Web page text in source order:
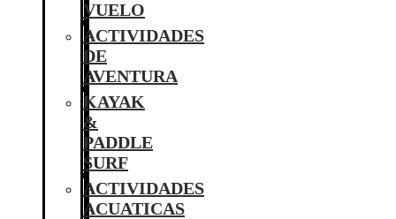
VUELO
ACTIVIDADES
DE
AVENTURA
KAYAK
&
PADDLE
SURF
ACTIVIDADES
ACUATICAS